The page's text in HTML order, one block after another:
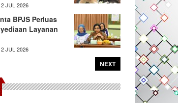
JUL 2026
BPJS Perluas
Layanan
JUL 2026
NEXT